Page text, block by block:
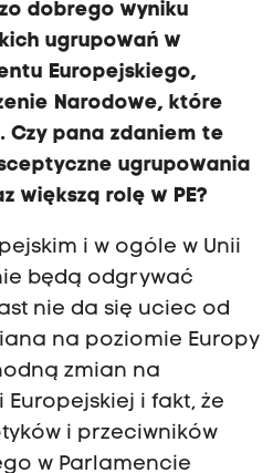
dobrego wyniku
ugrupowań w
Europejskiego,
Narodowe, które
Czy pana zdaniem te
ugrupowania
większą rolę w PE?
i w ogóle w Unii
będą odgrywać
nie da się uciec od
na poziomie Europy
zmian na
i fakt, że
i przeciwników
w Parlamencie